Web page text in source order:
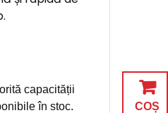
capacității
în stoc.
COȘ